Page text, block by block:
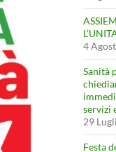
4
Sanità
servizi
29
Festa